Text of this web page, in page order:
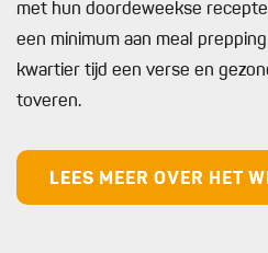
met hun doordeweekse
een minimum aan meal
kwartier tijd een verse en
toveren.
LEES MEER OVER HET